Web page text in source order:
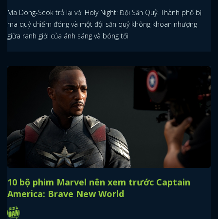
Ma Dong-Seok trở lại với Holy Night: Đội Săn Quỷ. Thành phố bị
ma quỷ chiếm đóng và một đội săn quỷ không khoan nhượng
giữa ranh giới của ánh sáng và bóng tối
10 bộ phim Marvel nên xem trước Captain
America: Brave New World